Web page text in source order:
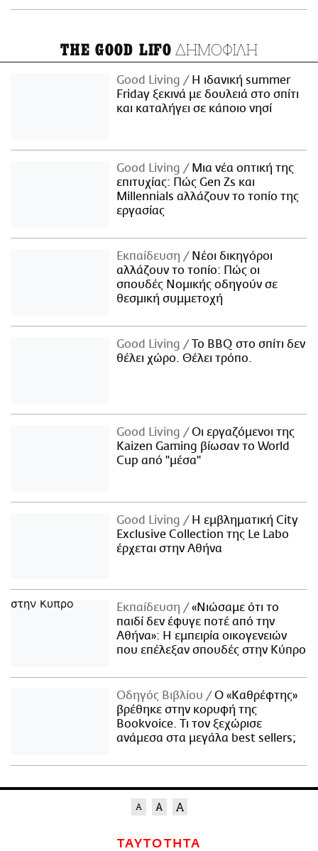
THE GOOD LIFO ΔΗΜΟΦΙΛΗ
Good Living
Η ιδανική summer
Friday ξεκινά με δουλειά στο σπίτι
και καταλήγει σε κάποιο νησί
Good Living
Μια νέα οπτική της
επιτυχίας: Πώς Gen Zs και
Millennials αλλάζουν το τοπίο της
εργασίας
Εκπαίδευση
Νέοι δικηγόροι
αλλάζουν το τοπίο: Πώς οι
σπουδές Νομικής οδηγούν σε
θεσμική συμμετοχή
Good Living
Το BBQ στο σπίτι δεν
θέλει χώρο. Θέλει τρόπο.
Good Living
Οι εργαζόμενοι της
Kaizen Gaming βίωσαν το World
Cup από "μέσα"
Good Living
Η εμβληματική City
Exclusive Collection της Le Labo
έρχεται στην Αθήνα
Εκπαίδευση
«Νιώσαμε ότι το
παιδί δεν έφυγε ποτέ από την
Αθήνα»: Η εμπειρία οικογενειών
που επέλεξαν σπουδές στην Κύπρο
Οδηγός Βιβλίου
Ο «Καθρέφτης»
βρέθηκε στην κορυφή της
Bookvoice. Τι τον ξεχώρισε
ανάμεσα στα μεγάλα best sellers;
ΤΑΥΤΟΤΗΤΑ